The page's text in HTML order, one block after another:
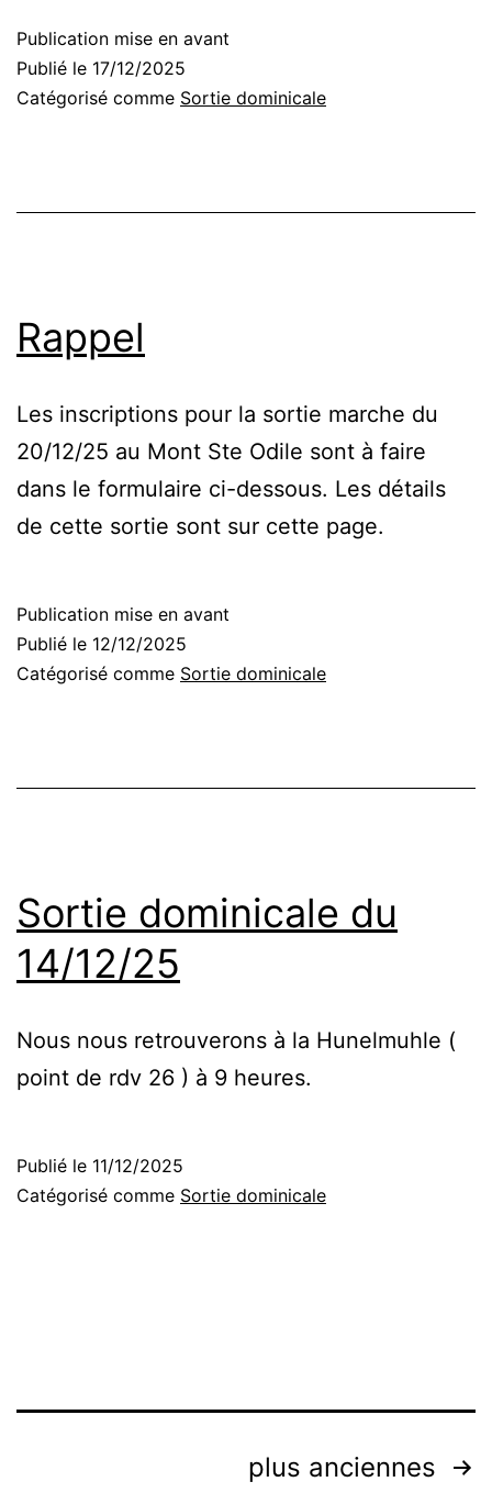
Publication mise en avant
Publié le 17/12/2025
Catégorisé comme Sortie dominicale
Rappel
Les inscriptions pour la sortie marche du
20/12/25 au Mont Ste Odile sont à faire
dans le formulaire ci-dessous. Les détails
de cette sortie sont sur cette page.
Publication mise en avant
Publié le 12/12/2025
Catégorisé comme Sortie dominicale
Sortie dominicale du
14/12/25
Nous nous retrouverons à la Hunelmuhle (
point de rdv 26 ) à 9 heures.
Publié le 11/12/2025
Catégorisé comme Sortie dominicale
plus anciennes